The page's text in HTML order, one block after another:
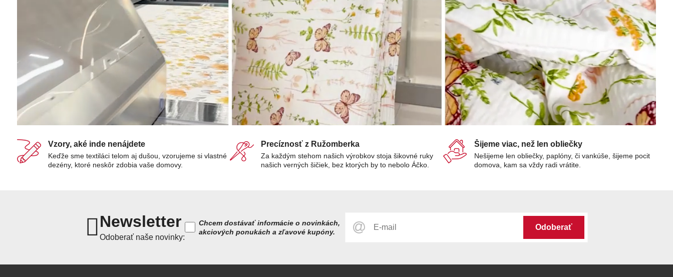
Vzory, aké inde nenájdete
Keďže sme textiláci telom aj dušou, vzorujeme si vlastné
dezény, ktoré neskôr zdobia vaše domovy.
Precíznosť z Ružomberka
Za každým stehom našich výrobkov stoja šikovné ruky
našich verných šičiek, bez ktorých by to nebolo Áčko.
Šijeme viac, než len obliečky
Nešijeme len obliečky, paplóny, či vankúše, šijeme pocit
domova, kam sa vždy radi vrátite.
Newsletter
Odoberať naše novinky:
Odoberať
Chcem dostávať informácie o novinkách,
akciových ponukách a zľavové kupóny.